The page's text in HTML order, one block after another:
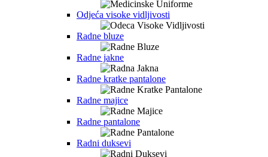
Odjeća visoke vidljivosti
Radne bluze
Radne jakne
Radne kratke pantalone
Radne majice
Radne pantalone
Radni duksevi